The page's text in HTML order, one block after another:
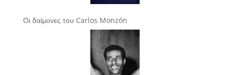
Οι δαίμονες του Carlos Monzón